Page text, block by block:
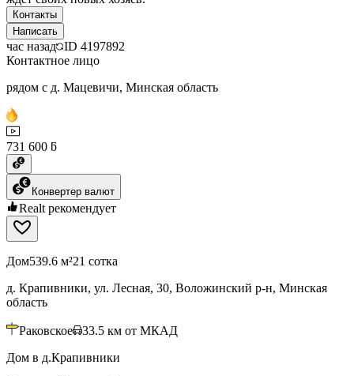
Контакты
Написать
час назад ID 4197892
Контактное лицо
рядом с д. Мацевичи, Минская область
731 600 ƃ
Конвертер валют
Realt рекомендует
Дом539.6 м²21 сотка
д. Крапивники, ул. Лесная, 30, Воложинский р-н, Минская
область
Раковское 33.5 км от МКАД
Дом в д.Крапивники